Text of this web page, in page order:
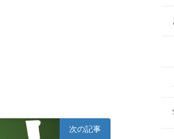
次の記事